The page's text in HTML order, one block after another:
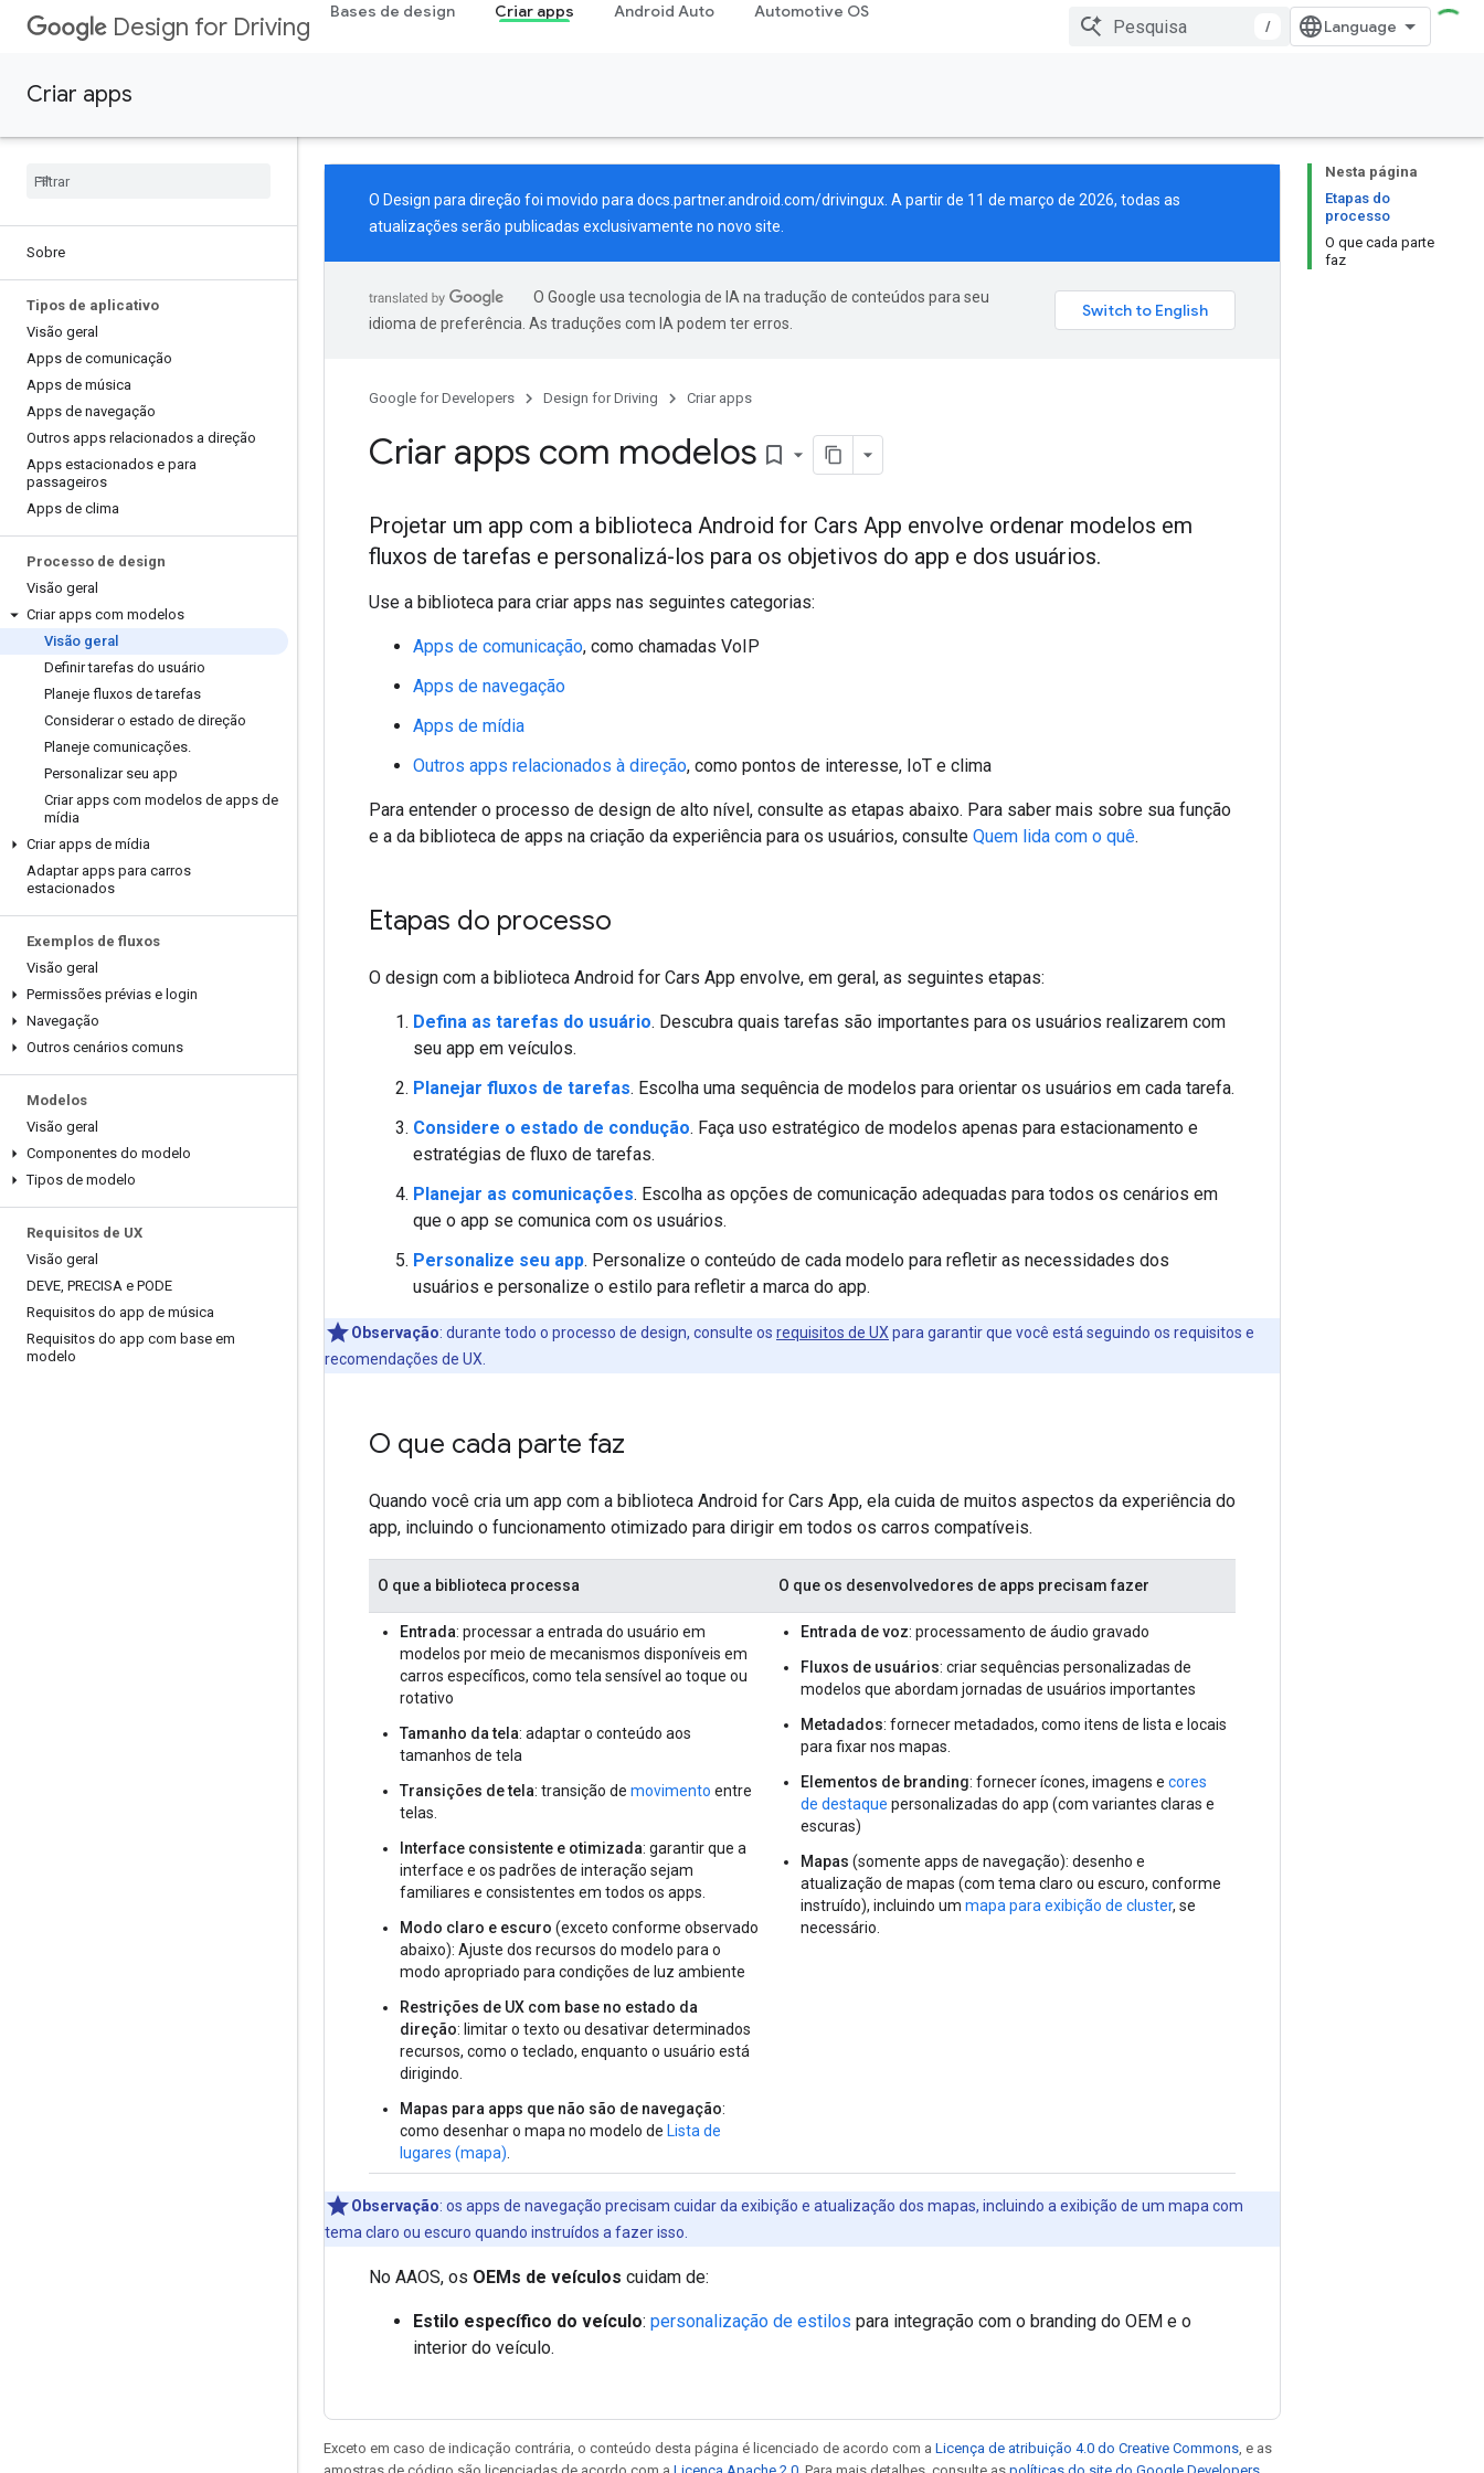
Design for Driving
Bases de design Criar apps Android Auto Automotive OS
/
Criar apps
Sobre
Tipos de aplicativo
Visão geral
Apps de comunicação
Apps de música
Apps de navegação
Outros apps relacionados a direção
Apps estacionados e para
passageiros
Apps de clima
Processo de design
Visão geral
Criar apps com modelos
Visão geral
Definir tarefas do usuário
Planeje fluxos de tarefas
Considerar o estado de direção
Planeje comunicações.
Personalizar seu app
Criar apps com modelos de apps de
mídia
Criar apps de mídia
Adaptar apps para carros
estacionados
Exemplos de fluxos
Visão geral
Permissões prévias e login
Navegação
Outros cenários comuns
Modelos
Visão geral
Componentes do modelo
Tipos de modelo
Requisitos de UX
Visão geral
DEVE, PRECISA e PODE
Requisitos do app de música
Requisitos do app com base em
modelo
Nesta página
Etapas do
processo
O que cada parte
faz
O Design para direção foi movido para docs.partner.android.com/drivingux . A partir de 11 de março de 2026, todas as
atualizações serão publicadas exclusivamente no novo site.
O Google usa tecnologia de IA na tradução de conteúdos para seu
idioma de preferência. As traduções com IA podem ter erros.
Google for Developers Design for Driving Criar apps
Criar apps com modelos bookmark_border
Projetar um app com a biblioteca Android for Cars App envolve ordenar modelos em
fluxos de tarefas e personalizá-los para os objetivos do app e dos usuários.
Use a biblioteca para criar apps nas seguintes categorias:
Apps de comunicação, como chamadas VoIP
Apps de navegação
Apps de mídia
Outros apps relacionados à direção, como pontos de interesse, IoT e clima
Para entender o processo de design de alto nível, consulte as etapas abaixo. Para saber mais sobre sua função
e a da biblioteca de apps na criação da experiência para os usuários, consulte Quem lida com o quê.
Etapas do processo
O design com a biblioteca Android for Cars App envolve, em geral, as seguintes etapas:
Defina as tarefas do usuário. Descubra quais tarefas são importantes para os usuários realizarem com
seu app em veículos.
Planejar fluxos de tarefas. Escolha uma sequência de modelos para orientar os usuários em cada tarefa.
Considere o estado de condução. Faça uso estratégico de modelos apenas para estacionamento e
estratégias de fluxo de tarefas.
Planejar as comunicações. Escolha as opções de comunicação adequadas para todos os cenários em
que o app se comunica com os usuários.
Personalize seu app. Personalize o conteúdo de cada modelo para refletir as necessidades dos
usuários e personalize o estilo para refletir a marca do app.
Observação: durante todo o processo de design, consulte os requisitos de UX para garantir que você está seguindo os requisitos e
recomendações de UX.
O que cada parte faz
Quando você cria um app com a biblioteca Android for Cars App, ela cuida de muitos aspectos da experiência do
app, incluindo o funcionamento otimizado para dirigir em todos os carros compatíveis.
O que a biblioteca processa O que os desenvolvedores de apps precisam fazer
Entrada: processar a entrada do usuário em
modelos por meio de mecanismos disponíveis em
carros específicos, como tela sensível ao toque ou
rotativo
Tamanho da tela: adaptar o conteúdo aos
tamanhos de tela
Transições de tela: transição de movimento entre
telas.
Interface consistente e otimizada: garantir que a
interface e os padrões de interação sejam
familiares e consistentes em todos os apps.
Modo claro e escuro (exceto conforme observado
abaixo): Ajuste dos recursos do modelo para o
modo apropriado para condições de luz ambiente
Restrições de UX com base no estado da
direção: limitar o texto ou desativar determinados
recursos, como o teclado, enquanto o usuário está
dirigindo.
Mapas para apps que não são de navegação:
como desenhar o mapa no modelo de Lista de
lugares (mapa)
Entrada de voz: processamento de áudio gravado
Fluxos de usuários: criar sequências personalizadas de
modelos que abordam jornadas de usuários importantes
Metadados: fornecer metadados, como itens de lista e locais
para fixar nos mapas.
Elementos de branding: fornecer ícones, imagens e cores
de destaque personalizadas do app (com variantes claras e
escuras)
Mapas (somente apps de navegação): desenho e
atualização de mapas (com tema claro ou escuro, conforme
instruído), incluindo um mapa para exibição de cluster, se
necessário.
Observação: os apps de navegação precisam cuidar da exibição e atualização dos mapas, incluindo a exibição de um mapa com
tema claro ou escuro quando instruídos a fazer isso.
No AAOS, os OEMs de veículos cuidam de:
Estilo específico do veículo: personalização de estilos para integração com o branding do OEM e o
interior do veículo.
Exceto em caso de indicação contrária, o conteúdo desta página é licenciado de acordo com a Licença de atribuição 4.0 do Creative Commons , e as